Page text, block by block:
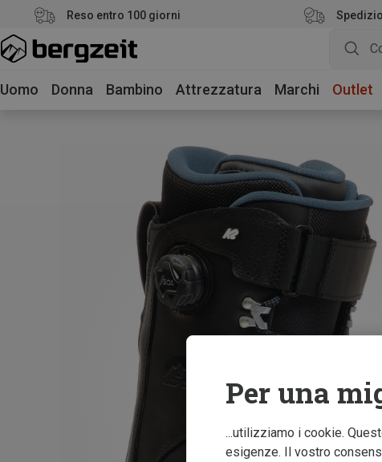
Reso entro 100 giorni
Uomo Donna Bambino Attrezzatura Marchi Outlet
Per una
...utilizziamo i cookie.
esigenze. Il vostro